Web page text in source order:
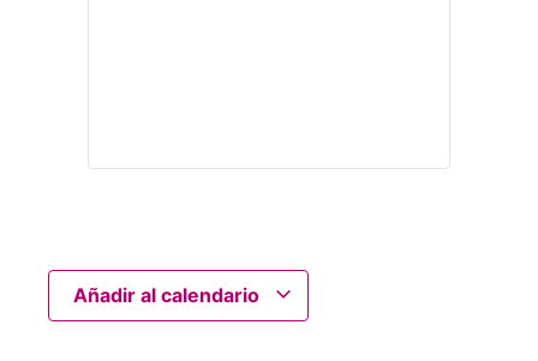
Añadir al calendario